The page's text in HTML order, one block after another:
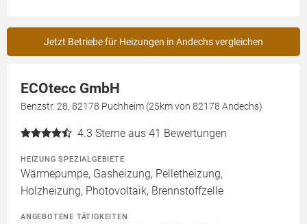
Jetzt Betriebe für Heizungen in Andechs vergleichen
ECOtecc GmbH
Benzstr. 28, 82178 Puchheim (25km von 82178 Andechs)
4.3 Sterne aus 41 Bewertungen
HEIZUNG SPEZIALGEBIETE
Wärmepumpe, Gasheizung, Pelletheizung,
Holzheizung, Photovoltaik, Brennstoffzelle
ANGEBOTENE TÄTIGKEITEN